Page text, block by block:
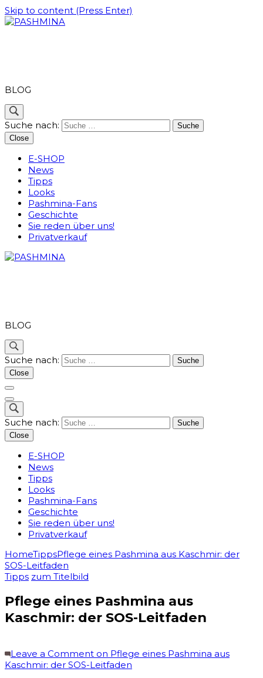
Skip to content (Press Enter)
BLOG
Suche nach:
Close
E-SHOP
News
Tipps
Looks
Pashmina-Fans
Geschichte
Sie reden über uns!
Privatverkauf
BLOG
Suche nach:
Close
Suche nach:
Close
E-SHOP
News
Tipps
Looks
Pashmina-Fans
Geschichte
Sie reden über uns!
Privatverkauf
HomeTippsPflege eines Pashmina aus Kaschmir: der
SOS-Leitfaden
Tipps zum Titelbild
Pflege eines Pashmina aus
Kaschmir: der SOS-Leitfaden
Leave a Comment on Pflege eines Pashmina aus
Kaschmir: der SOS-Leitfaden